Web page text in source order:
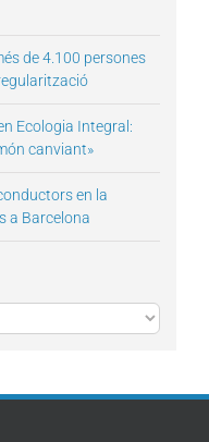
de 4.100 persones
Ecologia Integral:
canviant»
en la
a Barcelona